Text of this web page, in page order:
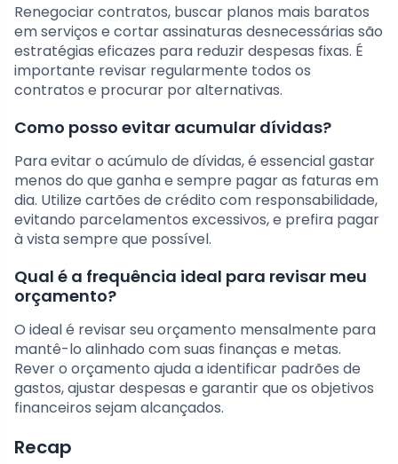
Renegociar contratos, buscar planos mais baratos
em serviços e cortar assinaturas desnecessárias são
estratégias eficazes para reduzir despesas fixas. É
importante revisar regularmente todos os
contratos e procurar por alternativas.
Como posso evitar acumular dívidas?
Para evitar o acúmulo de dívidas, é essencial gastar
menos do que ganha e sempre pagar as faturas em
dia. Utilize cartões de crédito com responsabilidade,
evitando parcelamentos excessivos, e prefira pagar
à vista sempre que possível.
Qual é a frequência ideal para revisar meu
orçamento?
O ideal é revisar seu orçamento mensalmente para
mantê-lo alinhado com suas finanças e metas.
Rever o orçamento ajuda a identificar padrões de
gastos, ajustar despesas e garantir que os objetivos
financeiros sejam alcançados.
Recap